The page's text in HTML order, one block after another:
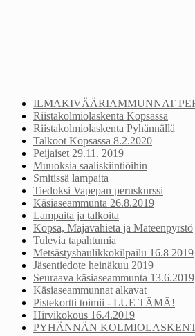
ILMAKIVÄÄRIAMMUNNAT
Riistakolmiolaskenta Kopsassa
Riistakolmiolaskenta Pyhännällä
Talkoot Kopsassa 8.2.2020
Peijaiset 29.11. 2019
Muuoksia saaliskiintiöihin
Smitissä lampaita
Tiedoksi Vapepan peruskurssi
Käsiaseammunta 26.8.2019
Lampaita ja talkoita
Kopsa, Majavahieta ja Mateenpyrstö
Tulevia tapahtumia
Metsästyshaulikkokilpailu 16.8 2019
Jäsentiedote heinäkuu 2019
Seuraava käsiaseammunta 13.6.2019
Käsiaseammunnat alkavat
Pistekortti toimii - LUE TÄMÄ!
Hirvikokous 16.4.2019
PYHÄNNÄN